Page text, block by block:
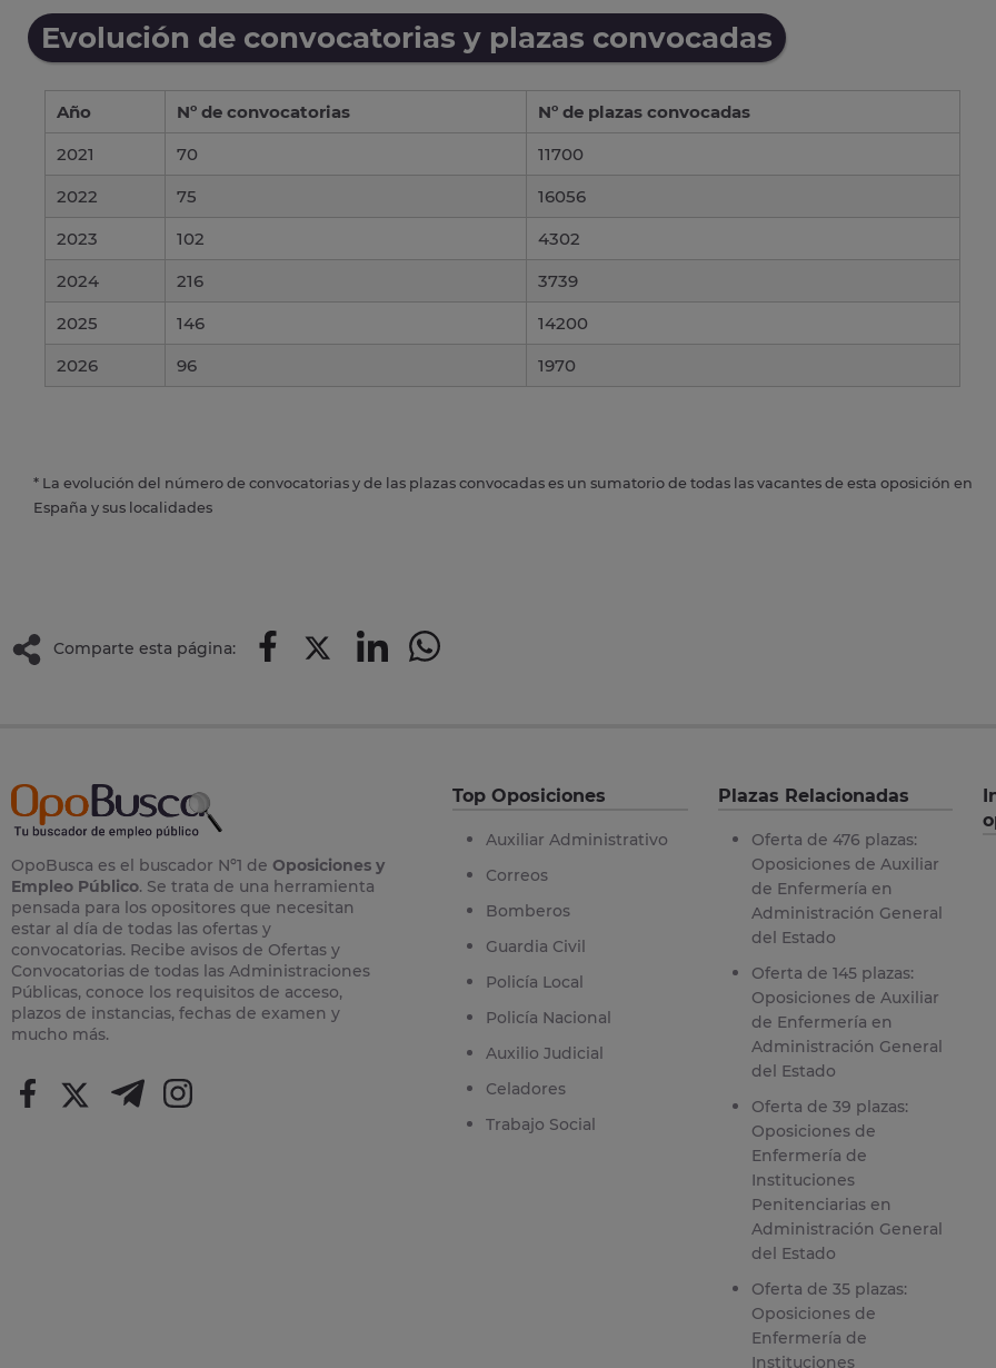
Evolución de convocatorias y plazas convocadas
Año Nº de convocatorias
Nº de plazas convocadas
2021
70
11700
2022
75
16056
2023
102
4302
2024
216
3739
2025
146
14200
2026
96 1970
* La evolución del número de convocatorias y de las plazas convocadas es un sumatorio de todas las vacantes de esta oposición en
España y sus localidades
Comparte esta página:
OpoBusca es el buscador Nº1 de Oposiciones y
Empleo Público. Se trata de una herramienta
pensada para los opositores que necesitan
estar al día de todas las ofertas y
convocatorias. Recibe avisos de Ofertas y
Convocatorias de todas las Administraciones
Públicas, conoce los requisitos de acceso,
plazos de instancias, fechas de examen y
mucho más.
Top Oposiciones
Auxiliar Administrativo
Correos
Bomberos
Guardia Civil
Policía Local
Policía Nacional
Auxilio Judicial
Celadores
Trabajo Social
Plazas Relacionadas
Oferta de 476 plazas:
Oposiciones de Auxiliar
de Enfermería en
Administración General
del Estado
Oferta de 145 plazas:
Oposiciones de Auxiliar
de Enfermería en
Administración General
del Estado
Oferta de 39 plazas:
Oposiciones de
Enfermería de
Instituciones
Penitenciarias en
Administración General
del Estado
Oferta de 35 plazas:
Oposiciones de
Enfermería de
Instituciones